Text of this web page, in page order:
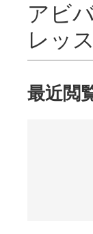
アビ
レッ
最近閲